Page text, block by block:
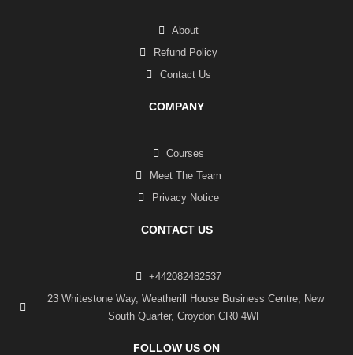
About
Refund Policy
Contact Us
COMPANY
Courses
Meet The Team
Privacy Notice
CONTACT US
+442082482537
23 Whitestone Way, Weatherill House Business Centre, New
South Quarter, Croydon CR0 4WF
FOLLOW US ON